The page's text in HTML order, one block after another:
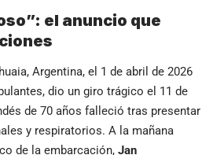
el anuncio que
Argentina, el 1 de abril de 2026
dio un giro trágico el 11 de
de 70 años falleció tras presentar
y respiratorios. A la mañana
de la embarcación, Jan